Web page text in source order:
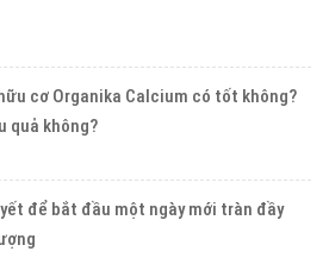
cơ Organika Calcium có tốt không?
quả không?
để bắt đầu một ngày mới tràn đầy